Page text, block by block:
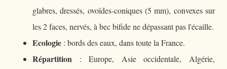
glabres, dressés, ovoïdes-coniques (5 mm), convexes sur
les 2 faces, nervés, à bec bifide ne dépassant pas l'écaille.
Ecologie : bords des eaux, dans toute la France.
Répartition : Europe, Asie occidentale, Algérie,